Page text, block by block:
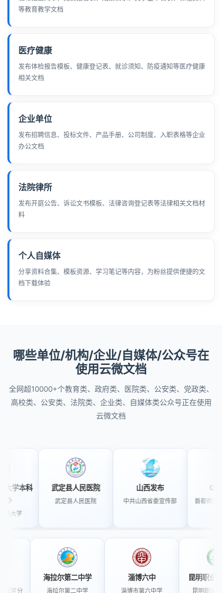
等教育教学文档
医疗健康
发布体检报告模板、健康登记表、就诊须知、防疫通知等医疗健康
相关文档
企业单位
发布招聘信息、投标文件、产品手册、公司制度、入职表格等企业
办公文档
法院律所
发布开庭公告、诉讼文书模板、法律咨询登记表等法律相关文档材
料
个人自媒体
分享资料合集、模板资源、学习笔记等内容，为粉丝提供便捷的文
档下载体验
哪些单位/机构/企业/自媒体/公众号在
使用云微文档
全网超10000+个教育类、政府类、医院类、公安类、党政类、
高校类、公安类、法院类、企业类、自媒体类公众号正在使用
云微文档
科 武定县人民医院
武定县人民医院
山西发布
中共山西省委宣传部
CNU双创
首都师范大学创
安局点军区分
海拉尔第二中学
海拉尔第二中学
淄博六中
淄博市第六中学
昆